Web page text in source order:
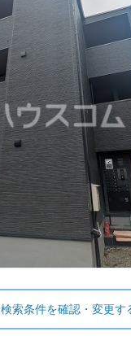
検索条件を確認・変更す